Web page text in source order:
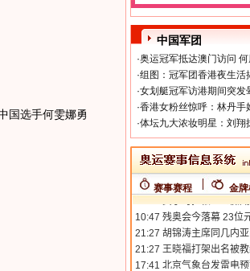
国选手何雯娜勇
中国军团
·奥运冠军抵达澳门访问
·组图：冠军团香港夜生活
·女划艇冠军访港期间突发
·香港女粉丝惊呼：林丹手
·体坛九大浓妆明星：刘翔
赛事赛程 金